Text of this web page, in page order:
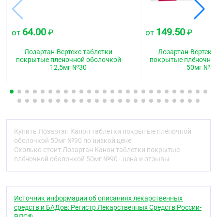
вспомогательные вещества:
крахмал кукурузный
50,8 мг, кроскармеллоза натрия 11 мг, маннитол
60 мг, магния стеарат 2 мг, повидон 6,2 мг,
плёночная оболочка:Опадрай белый 8 мг, в том
числе: гипромеллоза
гипролоза (гидроксипропил-целлюлоза) 2,7 мг,
тальк 1,6 мг, титана диоксид 1 мг.
Описание
Таблетки круглые, двояковыпуклые, покрытые
плёночной оболочкой белого или почти белого
цвета. На поперечном разрезе — почти белого
цвета.
Код АТХ
от 64.00 ₽
Лозартан-Вертекс таблетки
покрытые пленочной оболочкой
12,5мг №30
от 149.50 ₽
Лозартан-Вертекс
покрытые
50мг
Купить Лозартан Канон таблетки покрытые плёночной
оболочкой 50мг №90 по низкой цене
Сколько стоит Лозартан Канон таблетки покрытые
плёночной оболочкой 50мг №90 - цена и отзывы
Источник информации об описаниях лекарственных
средств и БАДов: Регистр Лекарственных Средств России-